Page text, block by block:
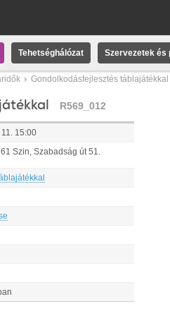
Tehetséghálózat Szervezetek és
Gondolkodásfejlesztés táblajátékkal
R569_012
11 15:00
Szin, Szabadság út 51.